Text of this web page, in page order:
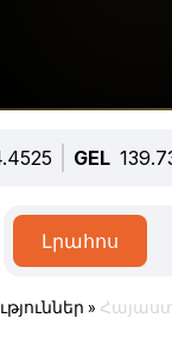
GEL
Լրահոս
»